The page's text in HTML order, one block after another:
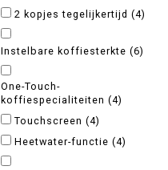
2 kopjes tegelijkertijd (4)
Instelbare koffiesterkte (6)
One-Touch-
koffiespecialiteiten (4)
Touchscreen (4)
Heetwater-functie (4)